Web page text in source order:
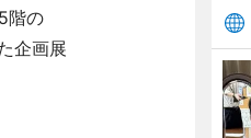
階の
企画展